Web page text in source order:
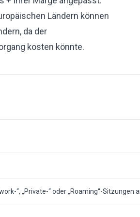
Ländern können
da der
kosten könnte.
“, „Private-“ oder „Roaming“-Sitzungen